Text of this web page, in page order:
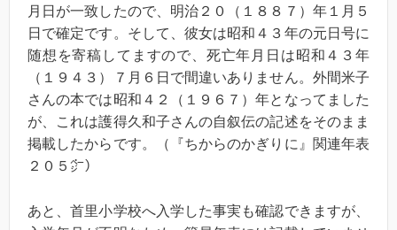
月日が一致したので、明治２０（１８８７）年１月５
日で確定です。そして、彼女は昭和４３年の元日号に
随想を寄稿してますので、死亡年月日は昭和４３年
（１９４３）７月６日で間違いありません。外間米子
さんの本では昭和４２（１９６７）年となってました
が、これは護得久和子さんの自叙伝の記述をそのまま
掲載したからです。（『ちからのかぎりに』関連年表
２０５㌻）
あと、首里小学校へ入学した事実も確認できますが、